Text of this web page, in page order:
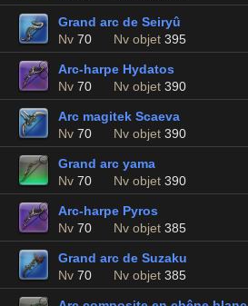
Grand arc de Seiryû
Nv 70 Nv objet 395
Arc-harpe Hydatos
Nv 70 Nv objet 390
Arc magitek Scaeva
Nv 70 Nv objet 390
Grand arc yama
Nv 70 Nv objet 390
Arc-harpe Pyros
Nv 70 Nv objet 385
Grand arc de Suzaku
Nv 70 Nv objet 385